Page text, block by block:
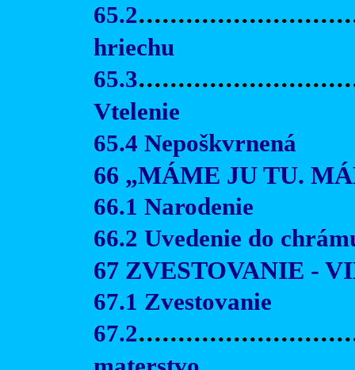
65.2
hriechu
65.3
Vtelenie
65.4 Nepoškvrnená
66 „MÁME JU TU.
66.1 Narodenie
66.2 Uvedenie do
67 ZVESTOVANIE -
67.1 Zvestovanie
67.2